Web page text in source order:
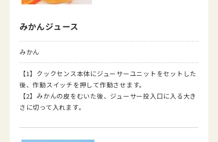
みかんジュース
みかん
【1】クックセンス本体にジューサーユニットをセットした
後、作動スイッチを押して作動させます。
【2】みかんの皮をむいた後、ジューサー投入口に入る大き
さに切って入れます。